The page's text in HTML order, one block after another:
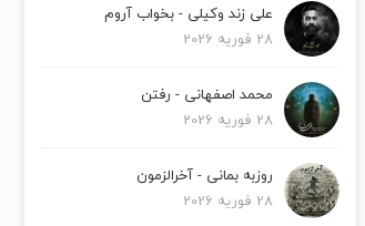
علی زند وکیلی - بخواب آروم
28 فوریه 2026
محمد اصفهانی - رفتن
28 فوریه 2026
روزبه بمانی - آخرالزمون
28 فوریه 2026